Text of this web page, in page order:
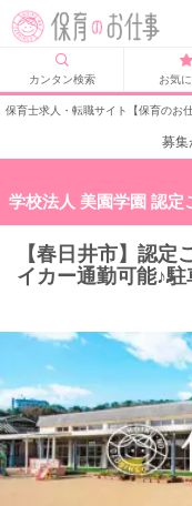
カンタン検索
お気
保育士求人・転職サイト【保育のお仕
募集
学校法人 美園学園 認定
【春日井市】認
イカー通勤可能♪